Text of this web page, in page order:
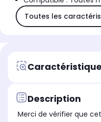
Toutes les
Description
Merci de vérifier que